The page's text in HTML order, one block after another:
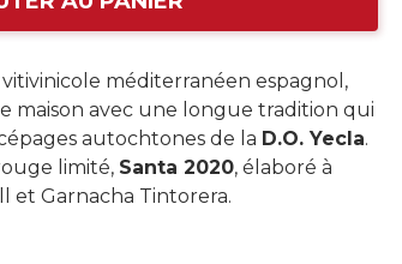
méditerranéen espagnol,
maison avec une longue tradition qui
autochtones de la D.O. Yecla.
limité, Santa 2020, élaboré à
et Garnacha Tintorera.